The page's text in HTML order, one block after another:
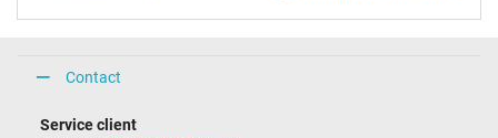
Contact
Service client